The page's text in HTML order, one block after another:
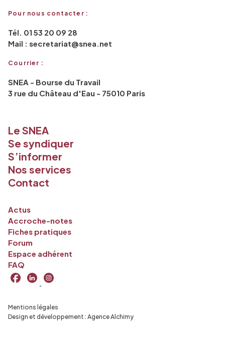
Pour nous contacter :
Tél. 01 53 20 09 28
Mail : secretariat@snea.net
Courrier :
SNEA - Bourse du Travail
3 rue du Château d'Eau - 75010 Paris
Le SNEA
Se syndiquer
S’informer
Nos services
Contact
Actus
Accroche-notes
Fiches pratiques
Forum
Espace adhérent
FAQ
Design et développement : Agence Alchimy
Mentions légales